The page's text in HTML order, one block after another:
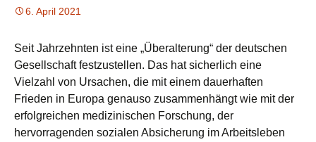
6. April 2021
Seit Jahrzehnten ist eine „Überalterung“ der deutschen
Gesellschaft festzustellen. Das hat sicherlich eine
Vielzahl von Ursachen, die mit einem dauerhaften
Frieden in Europa genauso zusammenhängt wie mit der
erfolgreichen medizinischen Forschung, der
hervorragenden sozialen Absicherung im Arbeitsleben